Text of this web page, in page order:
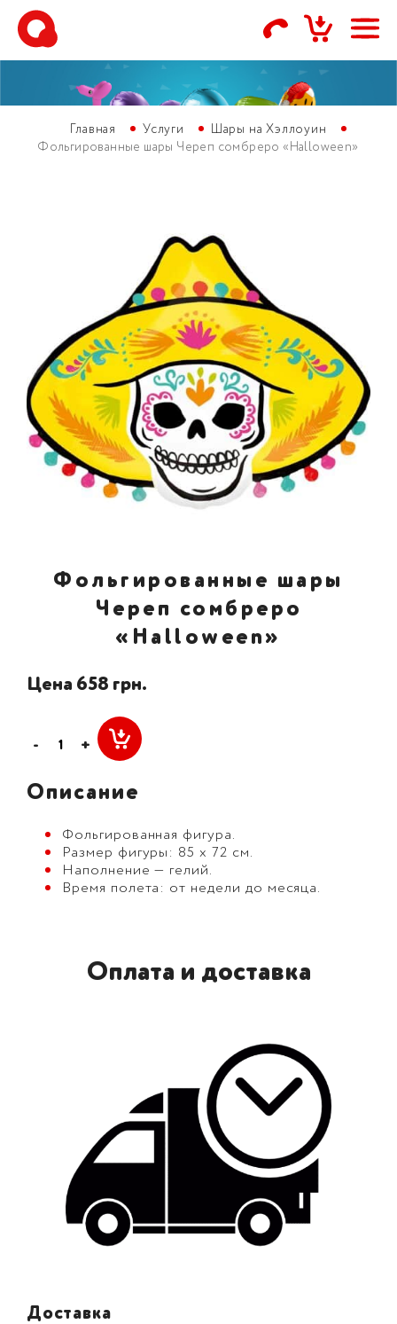
Главная Услуги
Шары на Хэллоуин
Фольгированные шары Череп сомбреро «Halloween»
Фольгированные шары
Череп сомбреро
«Halloween»
Цена 658 грн.
- +
Описание
Фольгированная фигура.
Размер фигуры: 85 х 72 см.
Наполнение — гелий.
Время полета: от недели до месяца.
Оплата и доставка
Доставка